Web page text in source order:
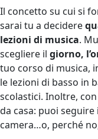
Il concetto su cui si
sarai tu a decidere
lezioni di musica.
scegliere il giorno,
tuo corso di musica,
le lezioni di basso in
scolastici. Inoltre,
da casa: puoi
camera…o, perché